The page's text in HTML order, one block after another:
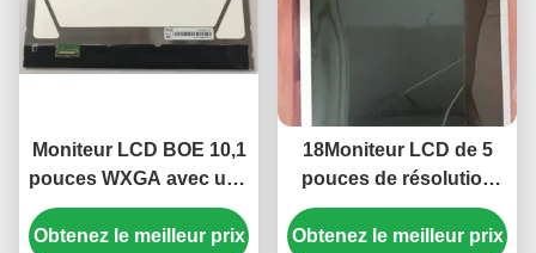
Moniteur LCD BOE 10,1
pouces WXGA avec une
résolution de 1280x800
et une luminosité de 250
Obtenez le meilleur prix
18Moniteur LCD de 5
pouces de résolution
1366x768 avec
250cd/m2 luminosité et
Obtenez le meilleur prix